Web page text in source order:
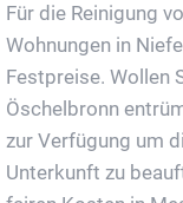
Für die Reinigung
Wohnungen in
Festpreise. Wollen
Öschelbronn
zur Verfügung um
Unterkunft zu